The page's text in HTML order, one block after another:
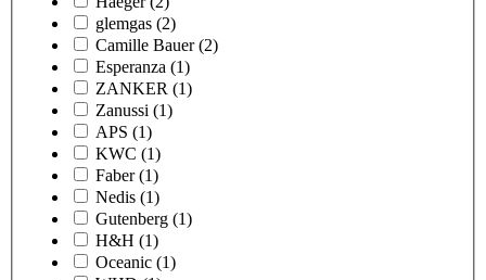
glemgas (2)
Camille Bauer (2)
Esperanza (1)
ZANKER (1)
Zanussi (1)
APS (1)
KWC (1)
Faber (1)
Nedis (1)
Gutenberg (1)
H&H (1)
Oceanic (1)